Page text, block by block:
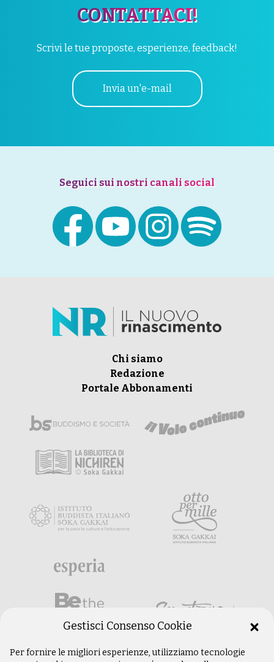
CONTATTACI!
Scrivi le tue proposte, esperienze, feedback!
Invia un'e-mail
Seguici sui nostri canali social
Chi siamo
Redazione
Portale Abbonamenti
Gestisci Consenso Cookie
Per fornire le migliori esperienze, utilizziamo tecnologie